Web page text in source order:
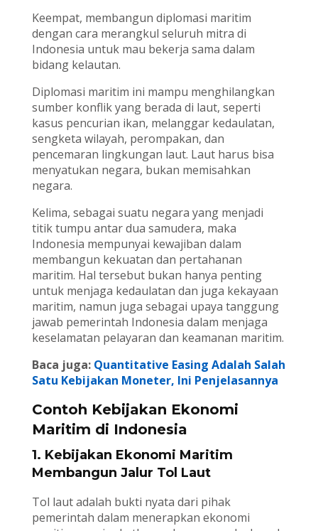
Keempat, membangun diplomasi maritim
dengan cara merangkul seluruh mitra di
Indonesia untuk mau bekerja sama dalam
bidang kelautan.
Diplomasi maritim ini mampu menghilangkan
sumber konflik yang berada di laut, seperti
kasus pencurian ikan, melanggar kedaulatan,
sengketa wilayah, perompakan, dan
pencemaran lingkungan laut. Laut harus bisa
menyatukan negara, bukan memisahkan
negara.
Kelima, sebagai suatu negara yang menjadi
titik tumpu antar dua samudera, maka
Indonesia mempunyai kewajiban dalam
membangun kekuatan dan pertahanan
maritim. Hal tersebut bukan hanya penting
untuk menjaga kedaulatan dan juga kekayaan
maritim, namun juga sebagai upaya tanggung
jawab pemerintah Indonesia dalam menjaga
keselamatan pelayaran dan keamanan maritim.
Baca juga: Quantitative Easing Adalah Salah
Satu Kebijakan Moneter, Ini Penjelasannya
Contoh Kebijakan Ekonomi
Maritim di Indonesia
1. Kebijakan Ekonomi Maritim
Membangun Jalur Tol Laut
Tol laut adalah bukti nyata dari pihak
pemerintah dalam menerapkan ekonomi